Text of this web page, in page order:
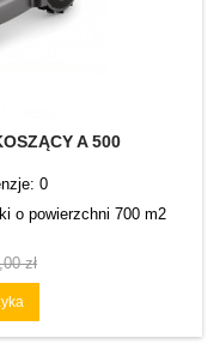
A 500
0
o powierzchni 700 m2
zł